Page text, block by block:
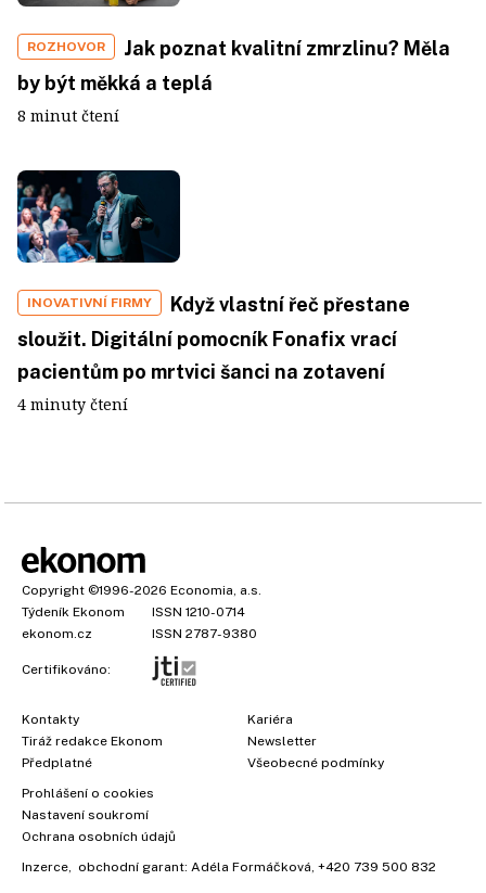
ROZHOVOR
Jak poznat kvalitní zmrzlinu? Měla
by být měkká a teplá
8 minut čtení
INOVATIVNÍ FIRMY
Když vlastní řeč přestane
sloužit. Digitální pomocník Fonafix vrací
pacientům po mrtvici šanci na zotavení
4 minuty čtení
Copyright ©1996-2026 Economia, a.s.
Týdeník Ekonom
ISSN 1210-0714
ekonom.cz
ISSN 2787-9380
Certifikováno:
Kontakty
Tiráž redakce Ekonom
Předplatné
Kariéra
Newsletter
Všeobecné podmínky
Prohlášení o cookies
Nastavení soukromí
Ochrana osobních údajů
Inzerce , obchodní garant: Adéla Formáčková +420 739 500 832